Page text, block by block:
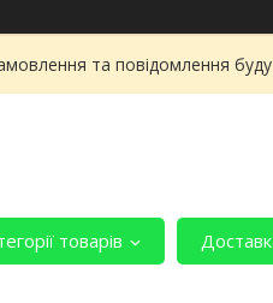
та повідомлення
товарів